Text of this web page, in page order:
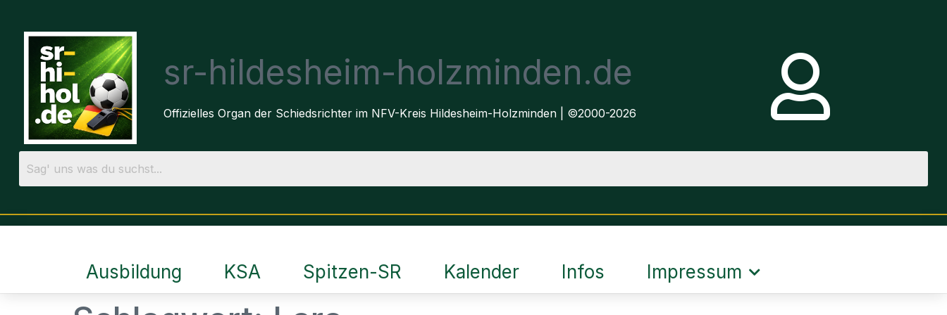
sr-hildesheim-holzminden.de
Offizielles Organ der Schiedsrichter im NFV-Kreis Hildesheim-Holzminden | ©2000-2026
Ausbildung KSA Spitzen-SR Kalender Infos Impressum